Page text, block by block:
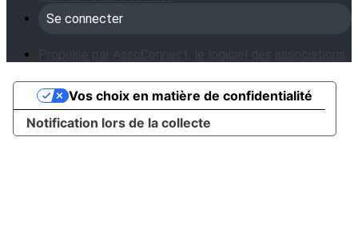
Se connecter
Notification lors de la collecte
Vos choix en matière de confidentialité